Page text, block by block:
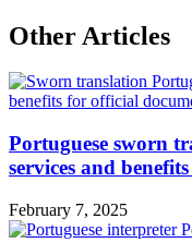
Other Articles
Portuguese sworn
services and
February 7, 2025